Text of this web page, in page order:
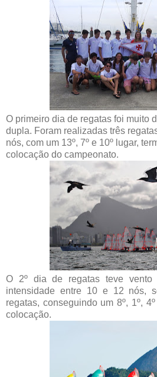
O primeiro dia de regatas foi muito
dupla. Foram realizadas três
nós, com um 13º, 7º e 10º lugar,
colocação do campeonato.
O 2º dia de regatas teve vento
intensidade entre 10 e 12 nós,
regatas, conseguindo um 8º, 1º,
colocação.